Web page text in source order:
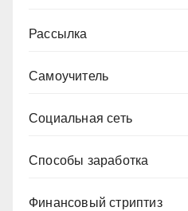
Рассылка
Самоучитель
Социальная сеть
Способы заработка
Финансовый стриптиз